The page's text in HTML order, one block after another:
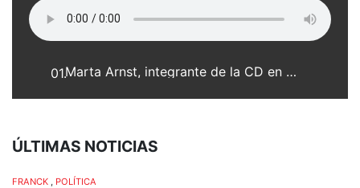
01. Marta Arnst, integrante de la CD en Asociación Bomberos Voluntarios de Franck
ÚLTIMAS NOTICIAS
FRANCK , POLÍTICA